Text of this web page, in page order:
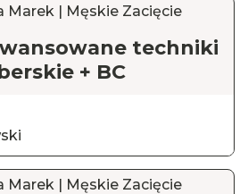
Marek | Męskie Zacięcie
techniki
+ BC
Marek | Męskie Zacięcie